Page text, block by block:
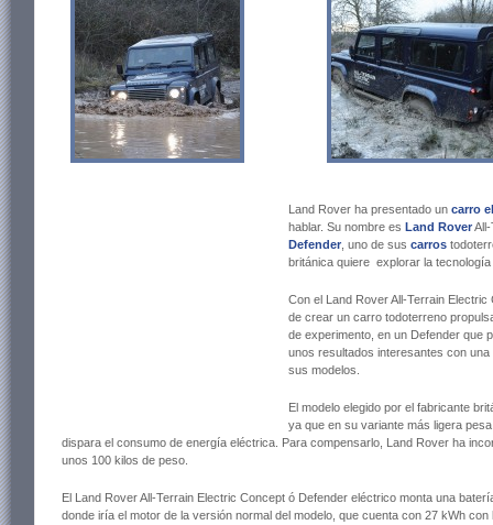
Land Rover ha presentado un carro
hablar. Su nombre es Land Rover
Defender , uno de sus carros
británica quiere explorar la
Con el Land Rover All-Terrain
de crear un carro todoterreno
de experimento, en un Defender que
unos resultados interesantes con
sus modelos.
El modelo elegido por el fabricante
ya que en su variante más ligera
dispara el consumo de energía eléctrica. Para compensarlo, Land Rover ha
unos 100 kilos de peso.
El Land Rover All-Terrain Electric Concept ó Defender eléctrico monta una
donde iría el motor de la versión normal del modelo, que cuenta con 27 kWh